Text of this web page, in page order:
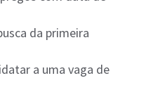
da primeira
a uma vaga de